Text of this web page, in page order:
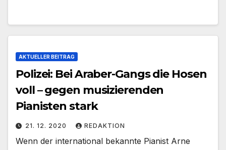
AKTUELLER BEITRAG
Polizei: Bei Araber-Gangs die Hosen
voll – gegen musizierenden
Pianisten stark
21. 12. 2020 REDAKTION
Wenn der international bekannte Pianist Arne